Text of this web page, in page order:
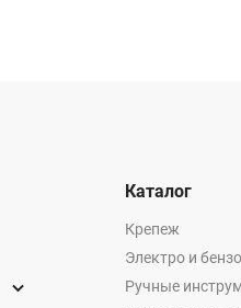
Каталог
Крепеж
Электро и
Ручные